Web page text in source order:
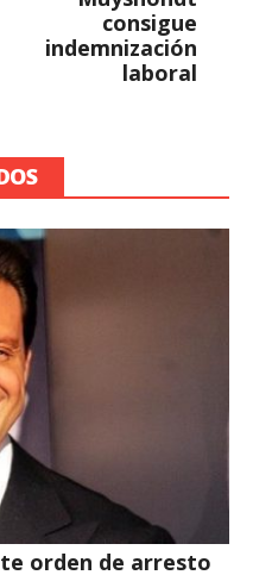
consigue
indemnización
laboral
orden de arresto